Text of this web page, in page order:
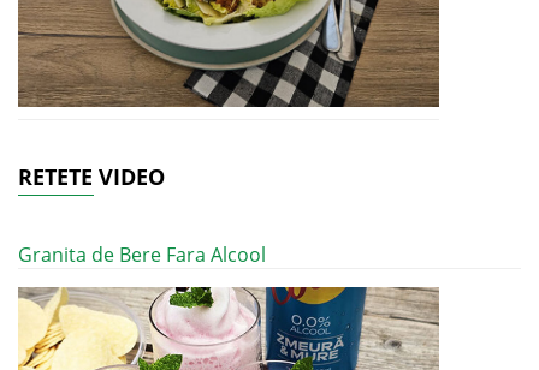
RETETE VIDEO
Granita de Bere Fara Alcool